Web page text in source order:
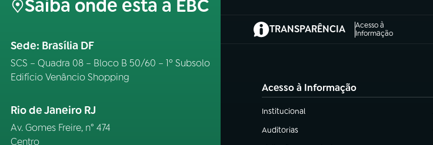
Saiba onde está a EBC
Sede: Brasília DF
SCS – Quadra 08 – Bloco B 50/60 – 1º Subsolo
Edifício Venâncio Shopping
Rio de Janeiro RJ
Av. Gomes Freire, n° 474
Centro
TRANSPARÊNCIA
Acesso à
Informação
(abre em nova aba)
Acesso à Informação
Institucional
(abre em nova aba)
Auditorias
(abre em nova aba)